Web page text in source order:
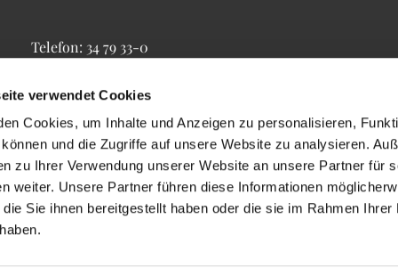
verwendet Cookies
Cookies, um Inhalte und Anzeigen zu personalisieren,
und die Zugriffe auf unsere Website zu analysieren.
zu Ihrer Verwendung unserer Website an unsere Partner für
weiter. Unsere Partner führen diese Informationen
Sie ihnen bereitgestellt haben oder die sie im Rahmen Ihrer
Telefon: 34 79 33-0
Email: pfarrbuero@maertyrer-von-berlin.de
Impressum